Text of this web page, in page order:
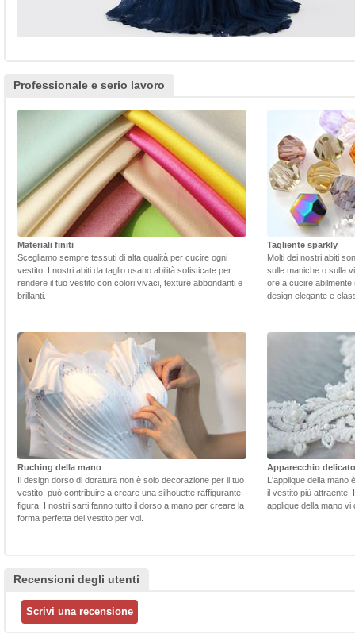
Professionale e serio lavoro
Materiali finiti
Scegliamo sempre tessuti di alta qualità per cucire ogni
vestito. I nostri abiti da taglio usano abilità sofisticate per
rendere il tuo vestito con colori vivaci, texture abbondanti e
brillanti.
Tagliente sparkly
Molti dei nostri abiti
sulle maniche o sulla
ore a cucire
design elegante e
Ruching della mano
Il design dorso di doratura non è solo decorazione per il tuo
vestito, può contribuire a creare una silhouette raffigurante
figura. I nostri sarti fanno tutto il dorso a mano per creare la
forma perfetta del vestito per voi.
Apparecchio delicato
L'applique della mano
il vestito più attraente.
applique della mano
Recensioni degli utenti